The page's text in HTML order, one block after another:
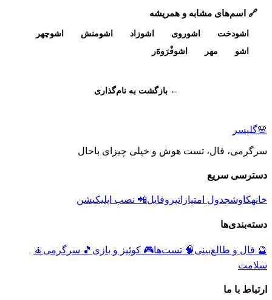
🔗 اسم‌های مشابه و همریشه
اشودخت اشوروی اشوزاد اشومنش
اشوچهر
اشو
مهر اشوفْرَوەََر
← بازگشت به نام‌گذاری
🌸گلپسر
سرگرمی، فال، تست هوش و خیلی چیزای باحال
دسترسی سریع
خانهکاوشجدول امتیازاتپروفایل📲 نصب اپلیکیشن
دسته‌بندی‌ها
🔮 فال و طالع‌بینی🧠 تست‌ها🎮 کوئیز و بازی 🎵 سرگرمی 🧘
سلامت
ارتباط با ما